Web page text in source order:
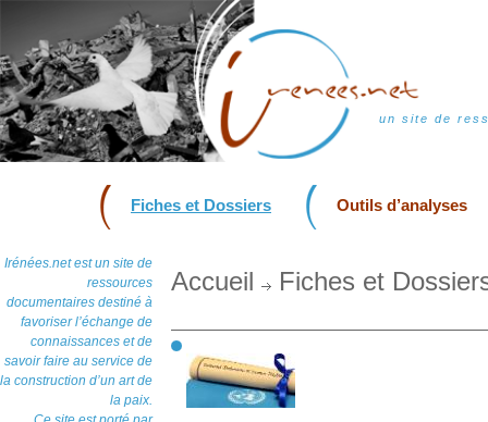
un site de
Fiches et Dossiers Outils d’analyses
Irénées.net est un site de
ressources
documentaires destiné à
favoriser l’échange de
connaissances et de
savoir faire au service de
la construction d’un art de
la paix.
Accueil Fiches et